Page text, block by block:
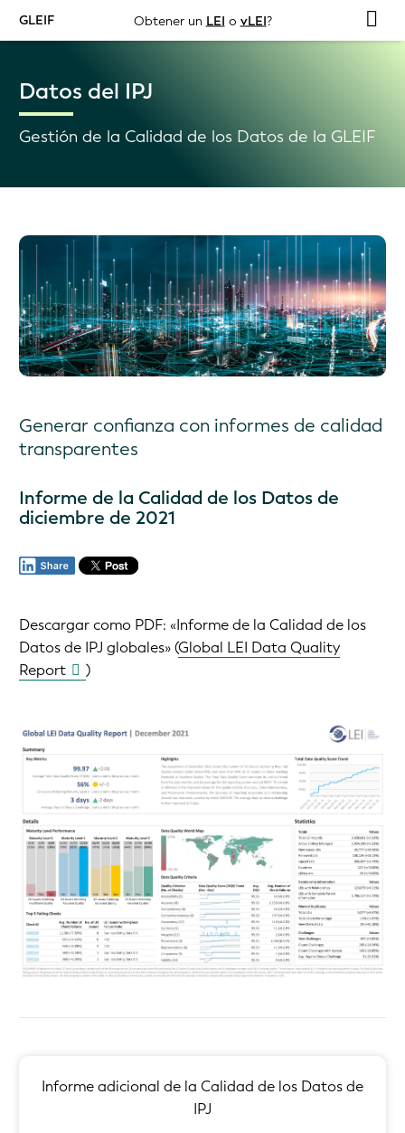
GLEIF Obtener un LEI o vLEI?
Datos del IPJ
Gestión de la Calidad de los Datos de la GLEIF
Generar confianza con informes de calidad
transparentes
Informe de la Calidad de los Datos de
diciembre de 2021
Descargar como PDF: «Informe de la Calidad de los
Datos de IPJ globales»‏ (Global LEI Data Quality
Report
)
Informe adicional de la Calidad de los Datos de
IPJ